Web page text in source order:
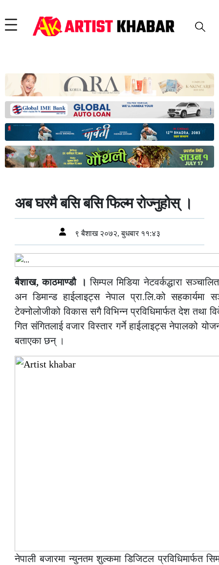
अब घरमै बसि बसि फिल्म रोज्नुहोस् ।
९ बैशाख २०७२, बुधबार ११:४३
बैशाख, काठमाण्डौ । सिम्पल मिडिया नेटवर्कद्धारा
अन डिमान्ड हाईलाइट्स नेपाल प्रा.लि.को
टेक्नोलोजीको विकास सगै विभिन्न प्रविधिमार्फत देश तथा
गित संगितलाई वजार विस्तार गर्ने हाईलाइट्स नेपालको
बताएका छन् ।
नेपाली बजारमा न्युनतम शुल्कमा डिजिटल प्रविधिमार्फत